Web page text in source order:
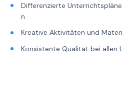
Differenzierte
n
Kreative Aktivitäten und
Konsistente Qualität bei allen